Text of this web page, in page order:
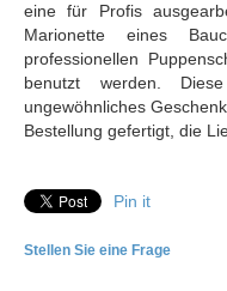
eine für Profis
Marionette eines
professionellen
benutzt werden.
ungewöhnliches
Bestellung gefertigt, die
Pin it
Stellen Sie eine Frage